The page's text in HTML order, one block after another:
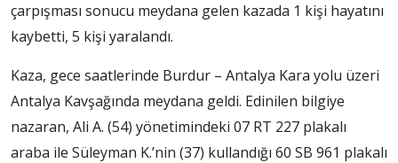
çarpışması sonucu meydana gelen kazada 1 kişi hayatını
kaybetti, 5 kişi yaralandı.
Kaza, gece saatlerinde Burdur – Antalya Kara yolu üzeri
Antalya Kavşağında meydana geldi. Edinilen bilgiye
nazaran, Ali A. (54) yönetimindeki 07 RT 227 plakalı
araba ile Süleyman K.’nin (37) kullandığı 60 SB 961 plakalı